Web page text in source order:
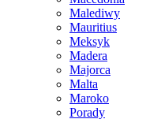
Malediwy
Mauritius
Meksyk
Madera
Majorca
Malta
Maroko
Porady